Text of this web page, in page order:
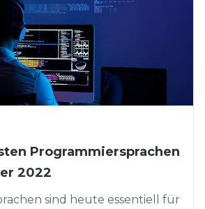
Programmiersprachen
2022
sind heute essentiell für